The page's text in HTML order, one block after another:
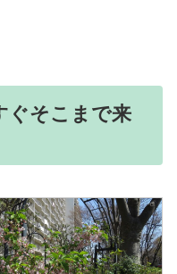
ぐそこまで来